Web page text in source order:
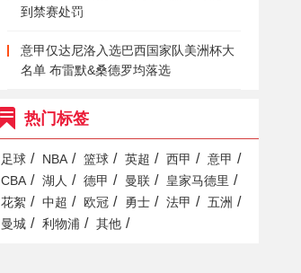
到禁赛处罚
意甲仅达尼洛入选巴西国家队美洲杯大
名单 布雷默&桑德罗均落选
热门标签
足球 / NBA / 篮球 / 英超 / 西甲 / 意甲 /
CBA / 湖人 / 德甲 / 曼联 / 皇家马德里 /
花絮 / 中超 / 欧冠 / 勇士 / 法甲 / 五洲 /
曼城 / 利物浦 / 其他 /